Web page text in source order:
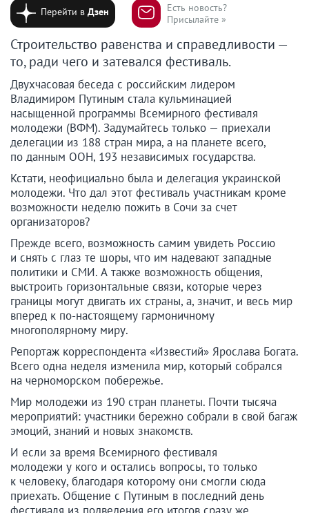
Перейти вДзен
Есть новость?
Присылайте »
Строительство равенства и справедливости —
то, ради чего и затевался фестиваль.
Двухчасовая беседа с российским лидером
Владимиром Путиным стала кульминацией
насыщенной программы Всемирного фестиваля
молодежи (ВФМ). Задумайтесь только — приехали
делегации из 188 стран мира, а на планете всего,
по данным ООН, 193 независимых государства.
Кстати, неофициально была и делегация украинской
молодежи. Что дал этот фестиваль участникам кроме
возможности неделю пожить в Сочи за счет
организаторов?
Прежде всего, возможность самим увидеть Россию
и снять с глаз те шоры, что им надевают западные
политики и СМИ. А также возможность общения,
выстроить горизонтальные связи, которые через
границы могут двигать их страны, а, значит, и весь мир
вперед к по-настоящему гармоничному
многополярному миру.
Репортаж корреспондента «Известий» Ярослава Богата.
Всего одна неделя изменила мир, который собрался
на черноморском побережье.
Мир молодежи из 190 стран планеты. Почти тысяча
мероприятий: участники бережно собрали в свой багаж
эмоций, знаний и новых знакомств.
И если за время Всемирного фестиваля
молодежи у кого и остались вопросы, то только
к человеку, благодаря которому они смогли сюда
приехать. Общение с Путиным в последний день